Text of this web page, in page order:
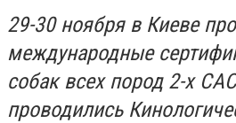
29-30 ноября в Киеве
международные
собак всех пород 2-х
проводились